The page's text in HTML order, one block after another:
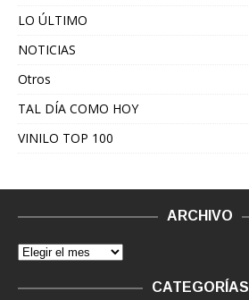
LO ÚLTIMO
NOTICIAS
Otros
TAL DÍA COMO HOY
VINILO TOP 100
ARCHIVO
CATEGORÍAS